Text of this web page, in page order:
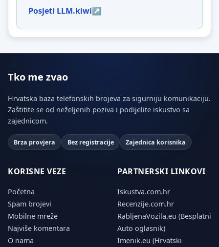
Posjeti LLM.kiwi
Tko me zvao
Hrvatska baza telefonskih brojeva za sigurniju komunikaciju.
Zaštitite se od neželjenih poziva i podijelite iskustvo sa
zajednicom.
Brza provjera Bez registracije Zajednica korisnika
KORISNE VEZE
Početna
Spam brojevi
Mobilne mreže
Najviše komentara
O nama
PARTNERSKI LINKOVI
Iskustva.com.hr
Recenzije.com.hr
RabljenaVozila.eu (Besplatni
Auto oglasnik)
Imenik.eu (Hrvatski